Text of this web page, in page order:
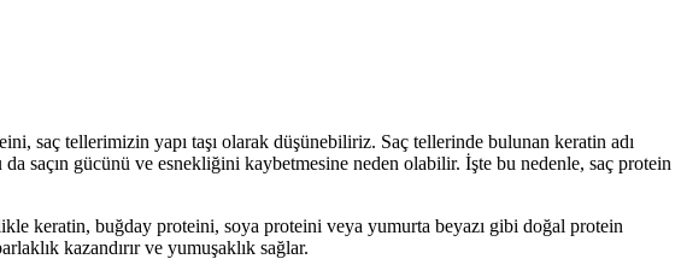
saç tellerimizin yapı taşı olarak düşünebiliriz. Saç tellerinde bulunan keratin adı
saçın gücünü ve esnekliğini kaybetmesine neden olabilir. İşte bu nedenle, saç protein
keratin, buğday proteini, soya proteini veya yumurta beyazı gibi doğal protein
kazandırır ve yumuşaklık sağlar.